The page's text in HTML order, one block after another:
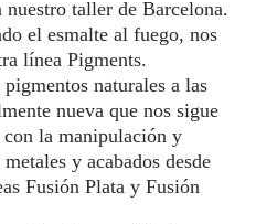
nuestro taller de Barcelona.
el esmalte al fuego, nos
línea Pigments.
naturales a las
nueva que nos sigue
la manipulación y
y acabados desde
Fusión Plata y Fusión